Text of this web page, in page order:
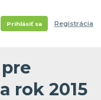
Prihlásiť sa Registrácia
rok 2015